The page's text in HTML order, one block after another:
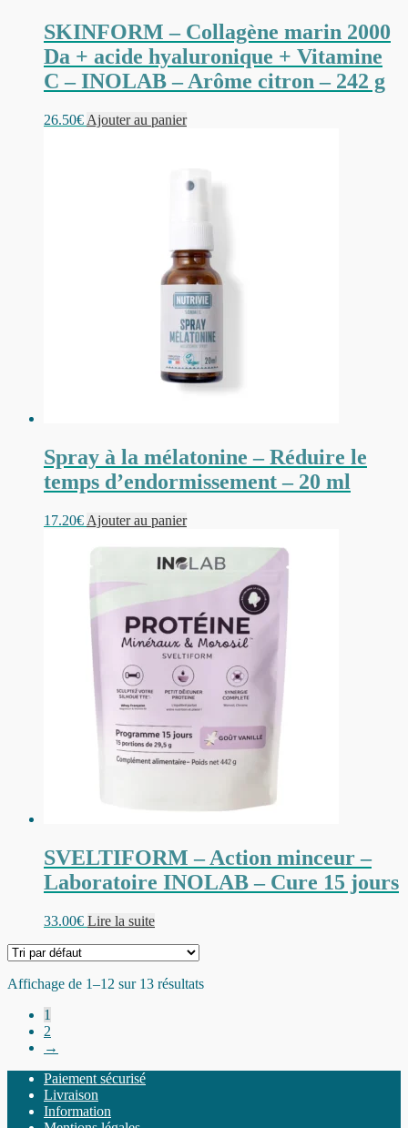
SKINFORM – Collagène marin 2000
Da + acide hyaluronique + Vitamine
C – INOLAB – Arôme citron – 242 g
26.50€ Ajouter au panier
Spray à la mélatonine – Réduire le
temps d’endormissement – 20 ml
17.20€ Ajouter au panier
SVELTIFORM – Action minceur –
Laboratoire INOLAB – Cure 15 jours
33.00€ Lire la suite
Affichage de 1–12 sur 13 résultats
1
2
→
Paiement sécurisé
Livraison
Information